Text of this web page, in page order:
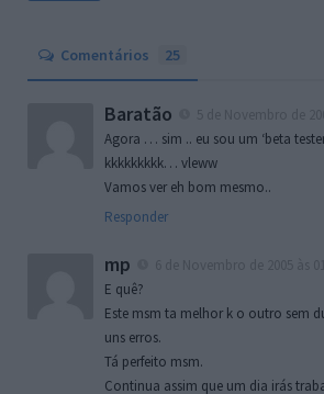
Comentários 25
Baratão
Agora … sim .. eu sou um ‘beta
kkkkkkkkk… vleww
Vamos ver eh bom mesmo..
Responder
mp
E quê?
Este msm ta melhor k o outro sem
uns erros.
Tá perfeito msm.
Continua assim que um dia irás